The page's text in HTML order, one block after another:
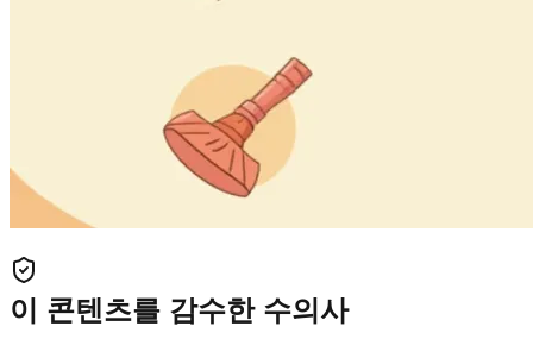
이 콘텐츠를 감수한 수의사